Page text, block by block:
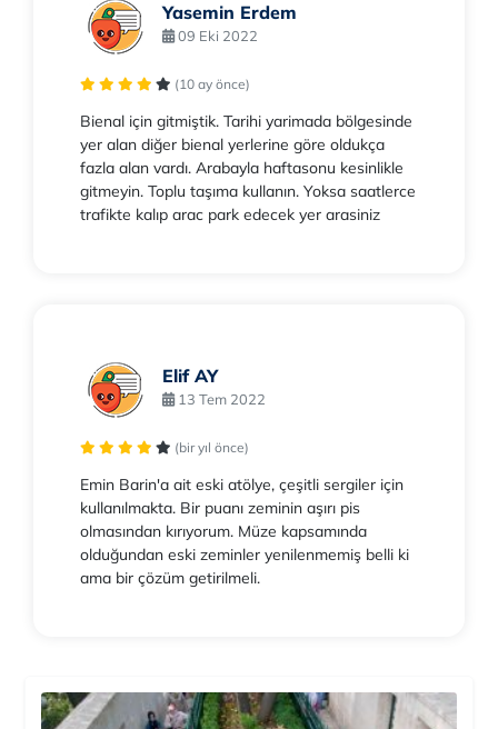
Yasemin Erdem
09 Eki 2022
(10 ay önce)
Bienal için gitmiştik. Tarihi yarimada bölgesinde
yer alan diğer bienal yerlerine göre oldukça
fazla alan vardı. Arabayla haftasonu kesinlikle
gitmeyin. Toplu taşıma kullanın. Yoksa saatlerce
trafikte kalıp arac park edecek yer arasiniz
Elif AY
13 Tem 2022
(bir yıl önce)
Emin Barin'a ait eski atölye, çeşitli sergiler için
kullanılmakta. Bir puanı zeminin aşırı pis
olmasından kırıyorum. Müze kapsamında
olduğundan eski zeminler yenilenmemiş belli ki
ama bir çözüm getirilmeli.